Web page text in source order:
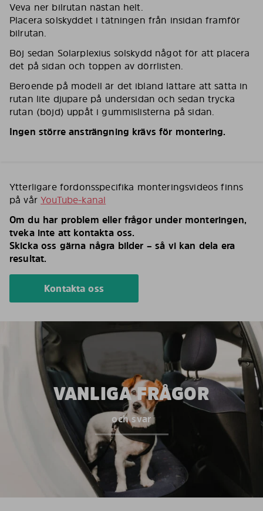
Veva ner bilrutan nästan helt.
Placera solskyddet i tätningen från insidan framför
bilrutan.
Böj sedan Solarplexius solskydd något för att placera
det på sidan och toppen av dörrlisten.
Beroende på modell är det ibland lättare att sätta in
rutan lite djupare på undersidan och sedan trycka
rutan (böjd) uppåt i gummislisterna på sidan.
Ingen större ansträngning krävs för montering.
Ytterligare fordonsspecifika monteringsvideos finns
på vårYouTube-kanal
Om du har problem eller frågor under monteringen,
tveka inte att kontakta oss.
Skicka oss gärna några bilder – så vi kan dela era
resultat.
Kontakta oss
VANLIGA FRÅGOR
och svar